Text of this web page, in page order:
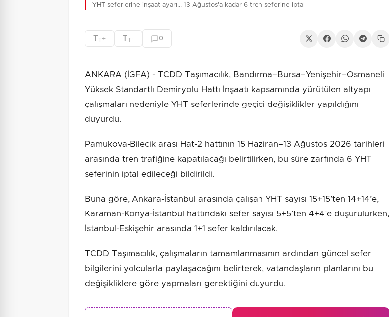
YHT seferlerine inşaat ayarı... 13 Ağustos'a kadar 6 tren seferine iptal
TT+ TT - 0
ANKARA (İGFA) - TCDD Taşımacılık, Bandırma–Bursa–Yenişehir–Osmaneli
Yüksek Standartlı Demiryolu Hattı İnşaatı kapsamında yürütülen altyapı
çalışmaları nedeniyle YHT seferlerinde geçici değişiklikler yapıldığını
duyurdu.
Pamukova-Bilecik arası Hat-2 hattının 15 Haziran–13 Ağustos 2026 tarihleri
arasında tren trafiğine kapatılacağı belirtilirken, bu süre zarfında 6 YHT
seferinin iptal edileceği bildirildi.
Buna göre, Ankara-İstanbul arasında çalışan YHT sayısı 15+15’ten 14+14’e,
Karaman-Konya-İstanbul hattındaki sefer sayısı 5+5’ten 4+4’e düşürülürken,
İstanbul-Eskişehir arasında 1+1 sefer kaldırılacak.
TCDD Taşımacılık, çalışmaların tamamlanmasının ardından güncel sefer
bilgilerini yolcularla paylaşacağını belirterek, vatandaşların planlarını bu
değişikliklere göre yapmaları gerektiğini duyurdu.